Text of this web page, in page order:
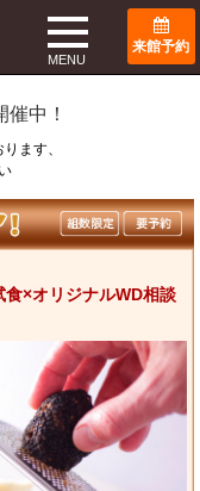
MENU
来館予約
中！
ます、
食×オリジナルWD相談